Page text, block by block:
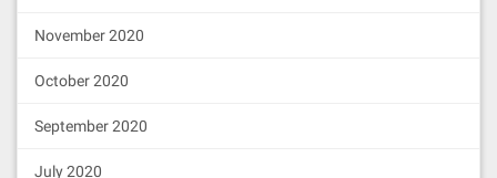
November 2020
October 2020
September 2020
July 2020